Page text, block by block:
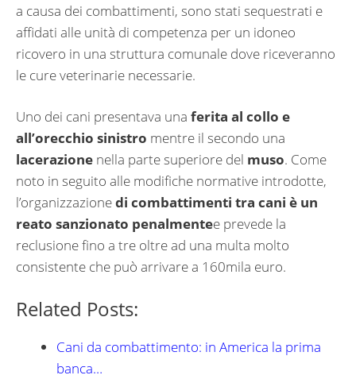
a causa dei combattimenti, sono stati sequestrati e
affidati alle unità di competenza per un idoneo
ricovero in una struttura comunale dove riceveranno
le cure veterinarie necessarie.
Uno dei cani presentava una ferita al collo e
all’orecchio sinistro mentre il secondo una
lacerazione nella parte superiore del muso. Come
noto in seguito alle modifiche normative introdotte,
l’organizzazionedi combattimenti tra cani è un
reato sanzionato penalmentee prevede la
reclusione fino a tre oltre ad una multa molto
consistente che può arrivare a 160mila euro.
Related Posts:
Cani da combattimento: in America la prima
banca…